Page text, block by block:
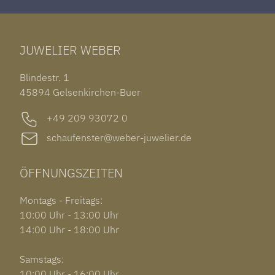
IWC PORTUGIESER
ARMSCHMUCK
OHRSCHMUCK
OUT OF COLLECTION
TAG HEUER CARRERA
ROLEX SUBMARINER DATE
GARMIN VENU 3S
JUWELIER WEBER
Blindestr. 1
45894 Gelsenkirchen-Buer
+49 209 93072 0
schaufenster@weber-juwelier.de
ÖFFNUNGSZEITEN
Montags - Freitags:
10:00 Uhr - 13:00 Uhr
14:00 Uhr - 18:00 Uhr
Samstags: